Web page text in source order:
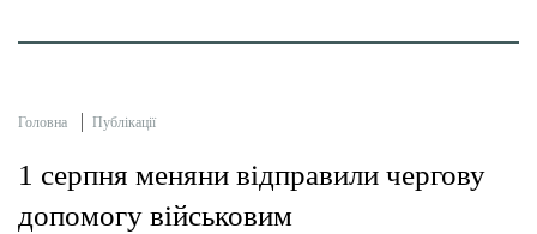
Головна Публікації
1 серпня меняни відправили чергову
допомогу військовим